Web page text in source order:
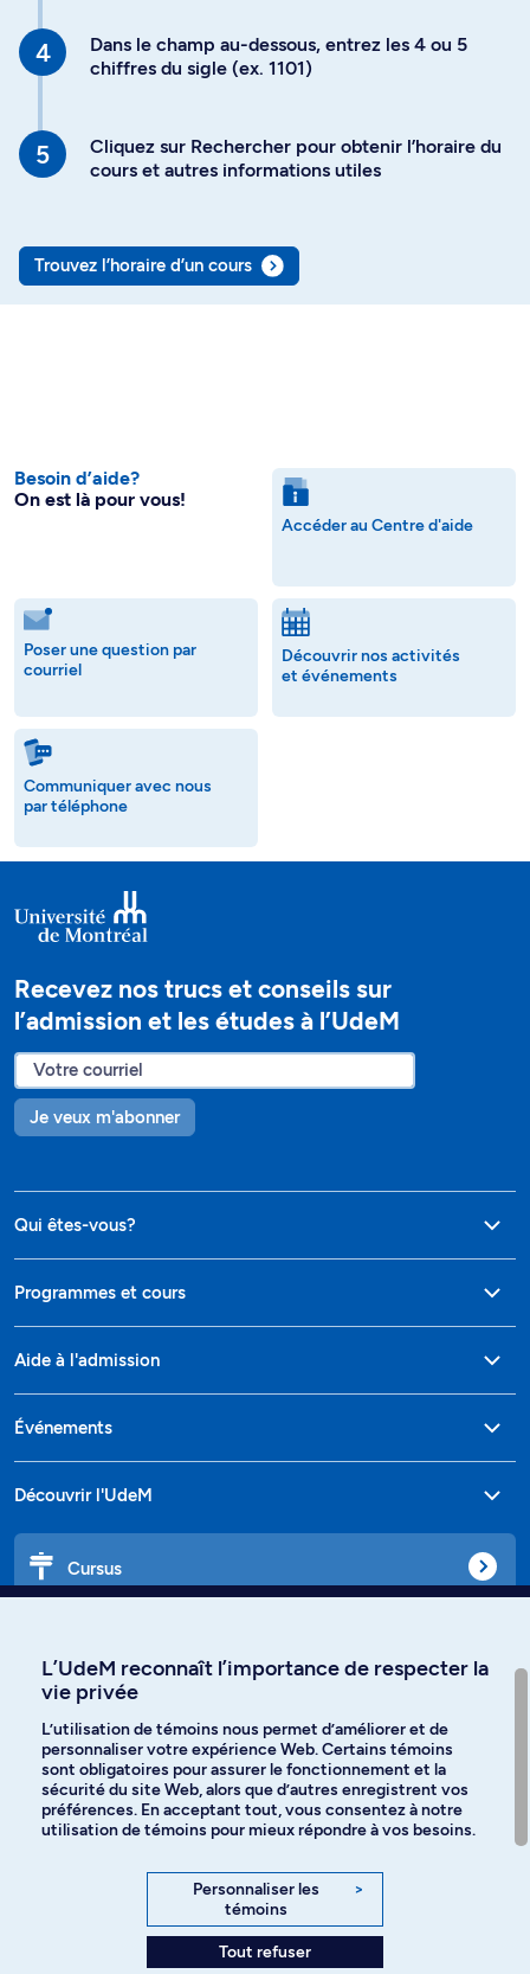
Dans le champ au-dessous, entrez les 4 ou 5
chiffres du sigle (ex. 1101)
Cliquez sur Rechercher pour obtenir l’horaire du
cours et autres informations utiles
Trouvez l’horaire d’un cours
Besoin d’aide?
On est là pour vous!
Accéder au Centre d'aide
Poser une question par
courriel
Découvrir nos activités
et événements
Communiquer avec nous
par téléphone
Recevez nos trucs et conseils sur
l’admission et les études à l’UdeM
Je veux m'abonner
Qui êtes-vous?
Programmes et cours
Aide à l'admission
Événements
Découvrir l'UdeM
Cursus
Langues
Facebook Instagram
YouTube
L’UdeM reconnaît l’importance de respecter la
vie privée
L’utilisation de témoins nous permet d’améliorer et de
personnaliser votre expérience Web. Certains témoins
sont obligatoires pour assurer le fonctionnement et la
sécurité du site Web, alors que d’autres enregistrent vos
préférences. En acceptant tout, vous consentez à notre
utilisation de témoins pour mieux répondre à vos besoins.
Personnaliser les
témoins
>
Tout refuser